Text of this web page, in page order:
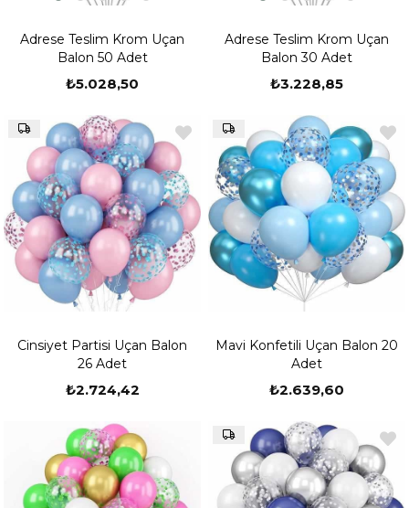
Adrese Teslim Krom Uçan
Balon 50 Adet
₺5.028,50
Adrese Teslim Krom Uçan
Balon 30 Adet
₺3.228,85
Cinsiyet Partisi Uçan Balon
26 Adet
₺2.724,42
Mavi Konfetili Uçan Balon 20
Adet
₺2.639,60